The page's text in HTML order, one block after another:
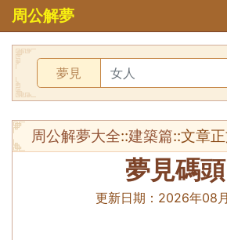
周公解夢
夢見
周公解夢大全::建築篇::文章
夢見碼頭
更新日期： 2026年08